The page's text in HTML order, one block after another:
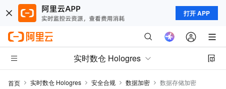
打开 APP
实时数仓 Hologres
首页 实时数仓 Hologres 安全合规 数据加密 数据存储加密